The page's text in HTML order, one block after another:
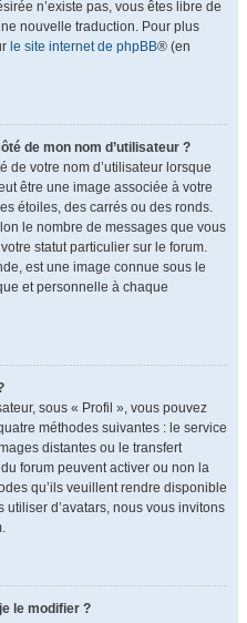
n’existe pas, vous êtes libre de
nouvelle traduction. Pour plus
le site internet de phpBB® (en
de mon nom d’utilisateur ?
de votre nom d’utilisateur lorsque
être une image associée à votre
étoiles, des carrés ou des ronds.
le nombre de messages que vous
statut particulier sur le forum.
est une image connue sous le
et personnelle à chaque
sous « Profil », vous pouvez
méthodes suivantes : le service
distantes ou le transfert
forum peuvent activer ou non la
qu’ils veuillent rendre disponible
d’avatars, nous vous invitons
le modifier ?